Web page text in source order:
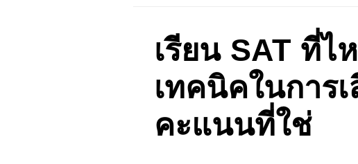
เรียน SAT ที่ไ
เทคนิคในการ
คะแนนที่ใช่